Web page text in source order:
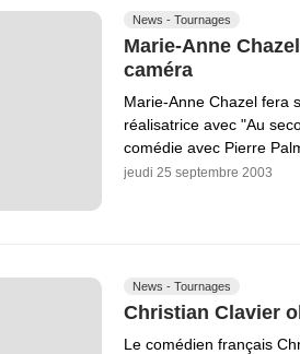
News - Tournages
Marie-Anne
caméra
Marie-Anne Chazel fera
réalisatrice avec "Au
comédie avec Pierre
jeudi 25 septembre 2003
News - Tournages
Christian Clavier
Le comédien français